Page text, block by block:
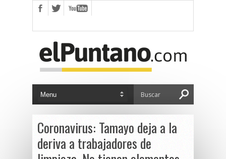
Coronavirus: Tamayo deja a la
deriva a trabajadores de